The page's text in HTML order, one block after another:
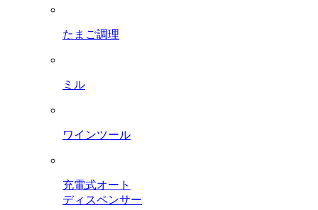
たまご調理
ミル
ワインツール
充電式オート
ディスペンサー